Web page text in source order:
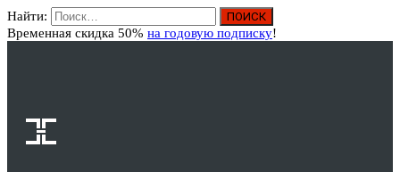
Найти:
Временная скидка 50% на годовую подписку!